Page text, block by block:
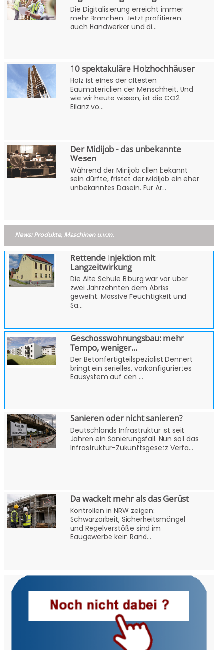
Die Digitalisierung erreicht immer
mehr Branchen. Jetzt profitieren
auch Handwerker und di...
10 spektakuläre Holzhochhäuser
Holz ist eines der ältesten
Baumaterialien der Menschheit. Und
wie wir heute wissen, ist die CO2-
Bilanz vo...
Der Midijob - das unbekannte
Wesen
Während der Minijob allen bekannt
sein dürfte, fristet der Midijob ein eher
unbekanntes Dasein. Für Ar...
News: Produkte, Maschinen u.v.m.
Rettende Injektion mit
Langzeitwirkung
Die Alte Schule Biburg war vor über
zwei Jahrzehnten dem Abriss
geweiht. Massive Feuchtigkeit und
Sa...
Geschosswohnungsbau: mehr
Tempo, weniger...
Der Betonfertigteilspezialist Dennert
bringt ein serielles, vorkonfiguriertes
Bausystem auf den ...
Sanieren oder nicht sanieren?
Deutschlands Infrastruktur ist seit
Jahren ein Sanierungsfall. Nun soll das
Infrastruktur-Zukunftsgesetz Verfa...
Da wackelt mehr als das Gerüst
Kontrollen in NRW zeigen:
Schwarzarbeit, Sicherheitsmängel
und Regelverstöße sind im
Baugewerbe kein Rand...